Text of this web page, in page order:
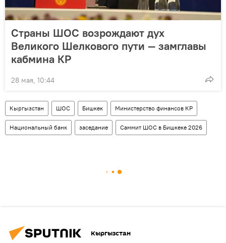
Страны ШОС возрождают дух
Великого Шелкового пути — замглавы
кабмина КР
28 мая, 10:44
Кыргызстан ШОС Бишкек Министерство финансов КР
Национальный банк заседание Саммит ШОС в Бишкеке 2026
Кыргызстан